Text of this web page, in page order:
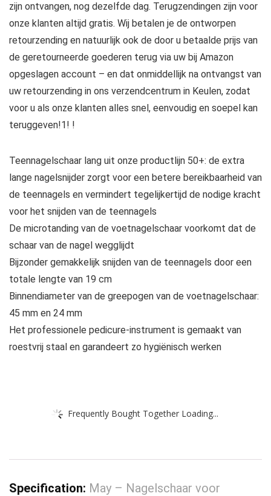
zijn ontvangen, nog dezelfde dag. Terugzendingen zijn voor
onze klanten altijd gratis. Wij betalen je de ontworpen
retourzending en natuurlijk ook de door u betaalde prijs van
de geretourneerde goederen terug via uw bij Amazon
opgeslagen account – en dat onmiddellijk na ontvangst van
uw retourzending in ons verzendcentrum in Keulen, zodat
voor u als onze klanten alles snel, eenvoudig en soepel kan
teruggeven!1! !
Teennagelschaar lang uit onze productlijn 50+: de extra
lange nagelsnijder zorgt voor een betere bereikbaarheid van
de teennagels en vermindert tegelijkertijd de nodige kracht
voor het snijden van de teennagels
De microtanding van de voetnagelschaar voorkomt dat de
schaar van de nagel wegglijdt
Bijzonder gemakkelijk snijden van de teennagels door een
totale lengte van 19 cm
Binnendiameter van de greepogen van de voetnagelschaar:
45 mm en 24 mm
Het professionele pedicure-instrument is gemaakt van
roestvrij staal en garandeert zo hygiënisch werken
Frequently Bought Together Loading...
Specification: May – Nagelschaar voor